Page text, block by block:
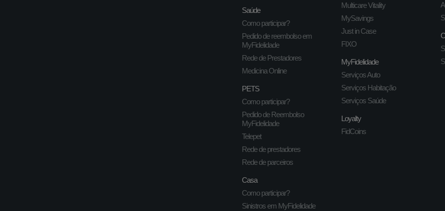
Saúde
Como participar?
Pedido de reembolso em
MyFidelidade
Rede de Prestadores
Medicina Online
PETS
Como participar?
Pedido de Reembolso
MyFidelidade
Telepet
Rede de prestadores
Rede de parceiros
Casa
Como participar?
Sinistros em MyFidelidade
Multicare Vitality
MySavings
Just in Case
FIXO
MyFidelidade
Serviços Auto
Serviços Habitação
Serviços Saúde
Loyalty
FidCoins